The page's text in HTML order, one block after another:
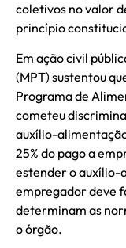
coletivos no valor
princípio
Em ação civil
(MPT) sustentou
Programa de
cometeu
auxílio-
25% do pago a
estender o auxílio-
empregador deve
determinam as
o órgão.